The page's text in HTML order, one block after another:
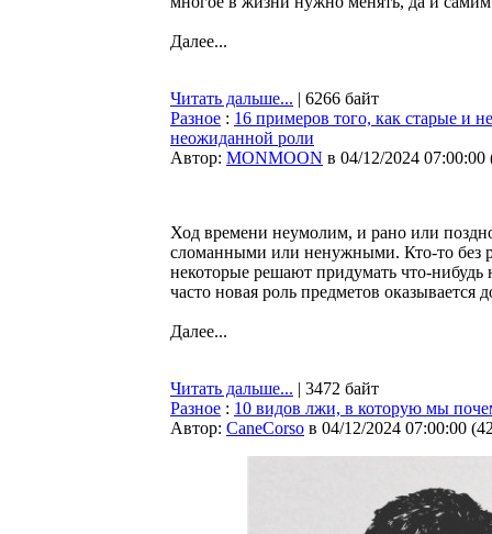
Далее...
Читать дальше... | 6266 байт
Разное : 16 примеров того, как старые и
неожиданной роли
Автор: MONMOON в 04/12/2024 07:00:00
Ход времени неумолим, и рано или
сломанными или ненужными. Кто-то без
некоторые решают придумать что-
часто новая роль предметов
Далее...
Читать дальше... | 3472 байт
Разное : 10 видов лжи, в которую мы
Автор: CaneCorso в 04/12/2024 07:00:00 (